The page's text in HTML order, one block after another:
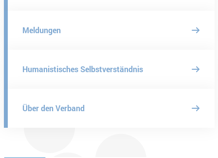
Meldungen
Humanistisches Selbstverständnis
Über den Verband